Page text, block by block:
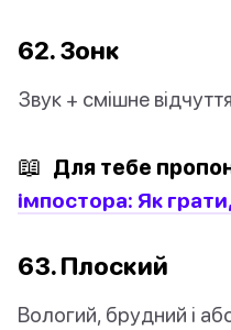
62. Зонк
Звук + смішне
📖 Для тебе
імпостора: Як
63. Плоский
Вологий, брудний і